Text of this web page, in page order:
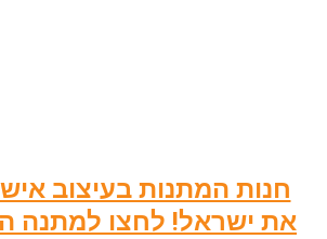
חנות המתנות בעיצוב
את ישראל! לחצו למתנה